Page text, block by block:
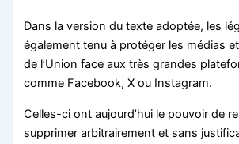
Dans la version du texte adoptée, les
également tenu à protéger les médias
de l’Union face aux très grandes
comme Facebook, X ou Instagram.
Celles-ci ont aujourd’hui le pouvoir de
supprimer arbitrairement et sans